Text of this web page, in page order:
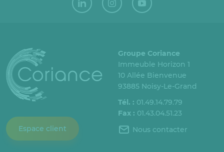
Espace client
Groupe Coriance
Immeuble Horizon 1
10 Allée Bienvenue
93885 Noisy-Le-Grand
Tél. : 01.49.14.79.79
Fax : 01.43.04.51.23
Nous contacter